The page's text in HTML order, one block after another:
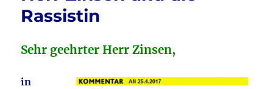
Rassistin
Sehr geehrter Herr Zinsen,
in